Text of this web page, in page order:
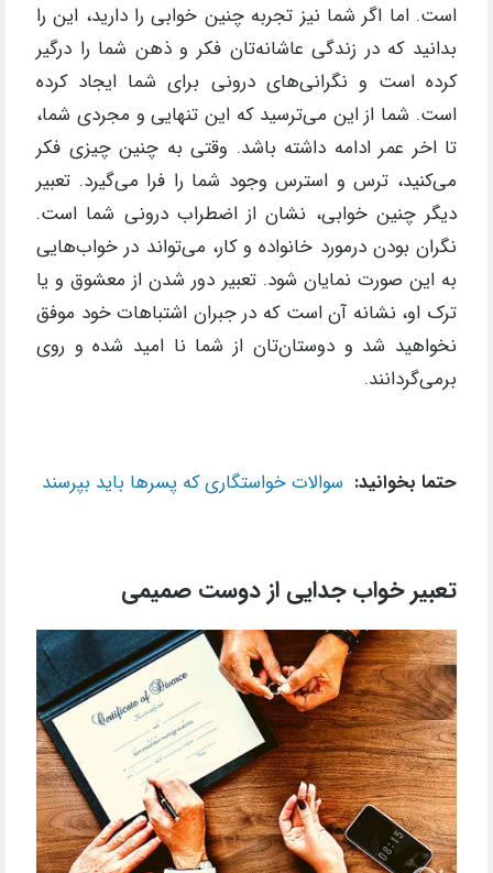
است. اما اگر شما نیز تجربه چنین خوابی را دارید، این را
بدانید که در زندگی عاشانه‌تان فکر و ذهن شما را درگیر
کرده است و نگرانی‌های درونی برای شما ایجاد کرده
است. شما از این می‌ترسید که این تنهایی و مجردی شما،
تا اخر عمر ادامه داشته باشد. وقتی به چنین چیزی فکر
می‌کنید، ترس و استرس وجود شما را فرا می‌گیرد. تعبیر
دیگر چنین خوابی، نشان از اضطراب درونی شما است.
نگران بودن در‌مورد خانواده و کار، می‌تواند در خوا‌ب‌هایی
به این صورت نمایان شود. تعبیر دور شدن از معشوق و یا
ترک او، نشانه آن است که در جبران اشتباهات خود موفق
نخواهید شد و دوستان‌تان از شما نا امید شده و روی
برمی‌گردانند.
حتما بخوانید: سوالات خواستگاری که پسرها باید بپرسند
تعبیر ‌خواب جدایی از دوست صمیمی